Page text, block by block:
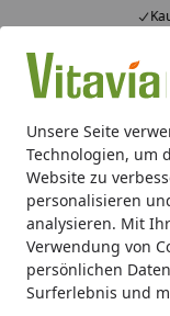
Unsere Seite
Technologien, um
Website zu
personalisieren
analysieren. Mit
Verwendung von
persönlichen
Surferlebnis und
Alle Produkte
Mein Konto
Suchen
Startseite
Lieferung an
Wird in
geliefert?
Ja, wir liefern auch